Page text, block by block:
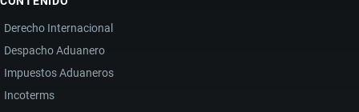
Derecho Internacional
Despacho Aduanero
Impuestos Aduaneros
Incoterms